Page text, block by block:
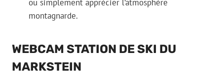
ou simplement apprécier l’atmosphère
montagnarde.
WEBCAM STATION DE SKI DU
MARKSTEIN